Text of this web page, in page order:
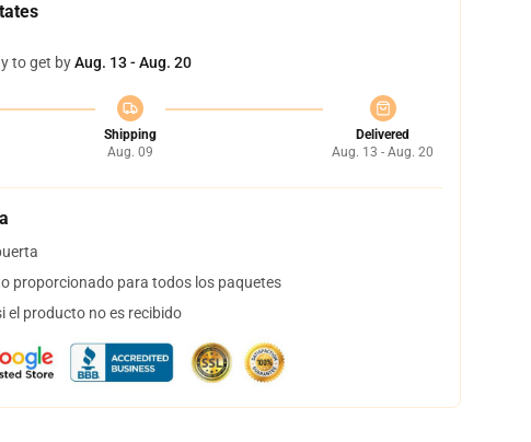
to get byAug. 13 - Aug. 20
Shipping
Aug. 09
Delivered
Aug. 13 - Aug. 20
proporcionado para todos los paquetes
el producto no es recibido